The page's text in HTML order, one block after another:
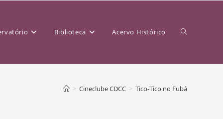
Biblioteca Acervo Histórico
> Cineclube CDCC > Tico-Tico no Fubá